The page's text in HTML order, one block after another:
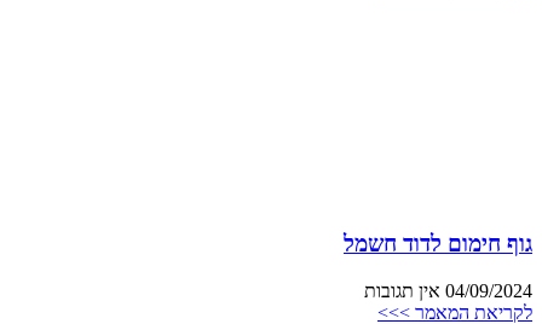
גוף חימום לדוד חשמל
04/09/2024 אין תגובות
לקריאת המאמר >>>